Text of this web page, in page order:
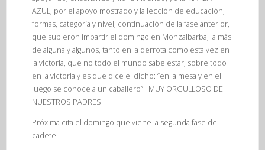
AZUL, por el apoyo mostrado y la lección de educación,
formas, categoría y nivel, continuación de la fase anterior,
que supieron impartir el domingo en Monzalbarba, a más
de alguna y algunos, tanto en la derrota como esta vez en
la victoria, que no todo el mundo sabe estar, sobre todo
en la victoria y es que dice el dicho: “en la mesa y en el
juego se conoce a un caballero”. MUY ORGULLOSO DE
NUESTROS PADRES.
Próxima cita el domingo que viene la segunda fase del
cadete.